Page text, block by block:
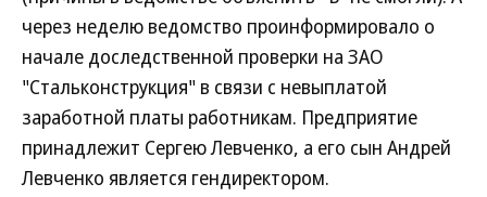
через неделю ведомство проинформировало о
начале доследственной проверки на ЗАО
"Стальконструкция" в связи с невыплатой
заработной платы работникам. Предприятие
принадлежит Сергею Левченко, а его сын Андрей
Левченко является гендиректором.